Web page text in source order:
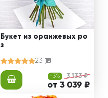
Букет из оранжевых ро
з
23
-3% 3 133 ₽
от 3 039 ₽